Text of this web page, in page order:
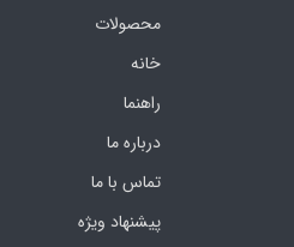
محصولات
خانه
راهنما
درباره ما
تماس با ما
پیشنهاد ویژه